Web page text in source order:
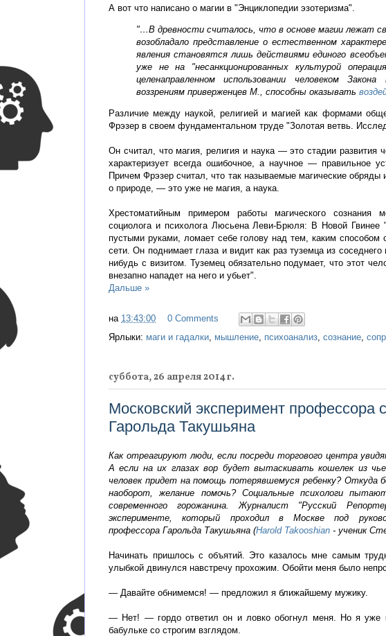
А вот что написано о магии в "Энциклопедии эзотеризма".
"…В древности считалось, что в основе магии лежат
возобладало представление о естественном
явления становятся лишь действиями единого
уже не на "несанкционированных культурой
целенаправленном использовании человеком
воззрениям приверженцев М., способны оказывать
Различие между наукой, религией и магией как формами
Фрэзер в своем фундаментальном труде "Золотая ветвь.
Он считал, что магия, религия и наука — это стадии развития
характеризует всегда ошибочное, а научное — правильное
Причем Фрэзер считал, что так называемые магические
о природе, — это уже не магия, а наука.
Хрестоматийным примером работы магического сознания
социолога и психолога Люсьена Леви-Брюля: В Новой
пустыми руками, ломает себе голову над тем, каким способом
сети. Он поднимает глаза и видит как раз туземца из
нибудь с визитом. Туземец обязательно подумает, что этот
внезапно нападет на него и убьет".
Дальше »
на 13:43:00
0 Comments
Ярлыки: маги и гадалки, мышление, психоанализ, сознание,
суббота, 26 апреля 2014 г.
Московский эксперимент профессора
Гарольда Такушьяна
Как отреагируют люди, если посреди торгового центра
А если на их глазах вор будет вытаскивать кошелек из
человек придет на помощь потерявшемуся ребенку? Откуда
наоборот, желание помочь? Социальные психологи
современного горожанина. Журналист "Русский
эксперименте, который проходил в Москве под
профессора Гарольда Такушьяна (Harold Takooshian - ученик
Начинать пришлось с объятий. Это казалось мне самым
улыбкой двинулся навстречу прохожим. Обойти меня было
— Давайте обнимемся! — предложил я ближайшему мужику.
— Нет! — гордо ответил он и ловко обогнул меня. Но я уже
бабульке со строгим взглядом.